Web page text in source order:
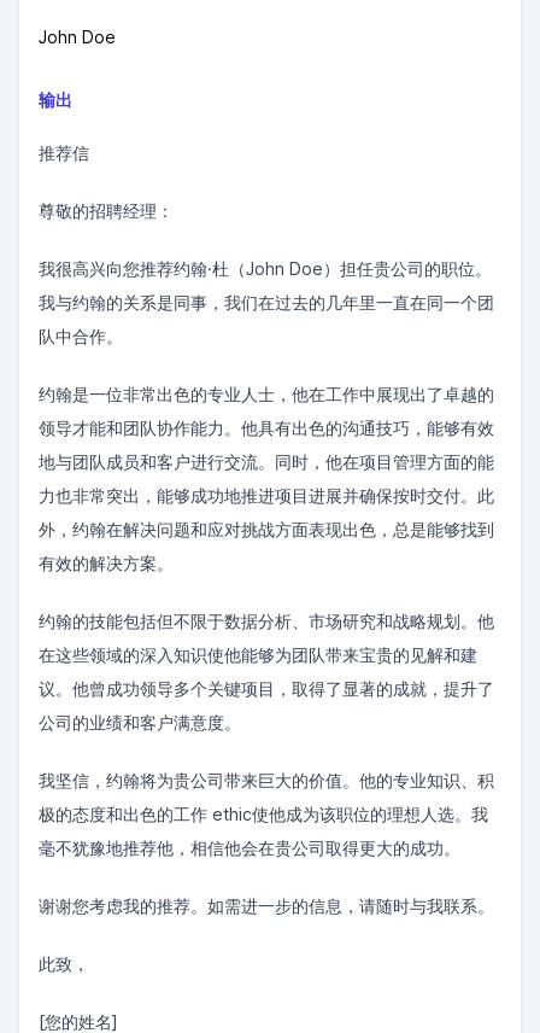
John Doe
输出
推荐信
尊敬的招聘经理：
我很高兴向您推荐约翰·杜（John Doe）担任贵公司的职位。
我与约翰的关系是同事，我们在过去的几年里一直在同一个团
队中合作。
约翰是一位非常出色的专业人士，他在工作中展现出了卓越的
领导才能和团队协作能力。他具有出色的沟通技巧，能够有效
地与团队成员和客户进行交流。同时，他在项目管理方面的能
力也非常突出，能够成功地推进项目进展并确保按时交付。此
外，约翰在解决问题和应对挑战方面表现出色，总是能够找到
有效的解决方案。
约翰的技能包括但不限于数据分析、市场研究和战略规划。他
在这些领域的深入知识使他能够为团队带来宝贵的见解和建
议。他曾成功领导多个关键项目，取得了显著的成就，提升了
公司的业绩和客户满意度。
我坚信，约翰将为贵公司带来巨大的价值。他的专业知识、积
极的态度和出色的工作 ethic使他成为该职位的理想人选。我
毫不犹豫地推荐他，相信他会在贵公司取得更大的成功。
谢谢您考虑我的推荐。如需进一步的信息，请随时与我联系。
此致，
[您的姓名]